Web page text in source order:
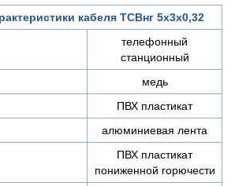
кабеля ТСВнг 5х3х0,32
телефонный
станционный
медь
ПВХ пластикат
алюминиевая лента
ПВХ пластикат
пониженной горючести